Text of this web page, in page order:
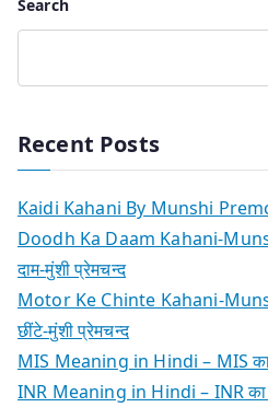
Search
Recent Posts
Kaidi Kahani By Munshi
Doodh Ka Daam Kahani-
दाम-मुंशी प्रेमचन्द
Motor Ke Chinte Kahani-
छींटे-मुंशी प्रेमचन्द
MIS Meaning in Hindi – MIS का
INR Meaning in Hindi – INR का